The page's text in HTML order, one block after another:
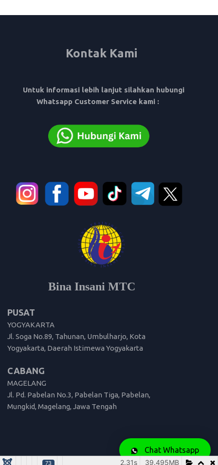
Chat Whatsapp
Kontak Kami
Untuk informasi lebih lanjut silahkan hubungi
Whatsapp Customer Service kami :
Bina Insani MTC
PUSAT
YOGYAKARTA
Jl. Soga No.89, Tahunan, Umbulharjo, Kota
Yogyakarta, Daerah Istimewa Yogyakarta
CABANG
MAGELANG
Jl. Pd. Pabelan No.3, Pabelan Tiga, Pabelan,
Mungkid, Magelang, Jawa Tengah
73 39.495MB
2.31s